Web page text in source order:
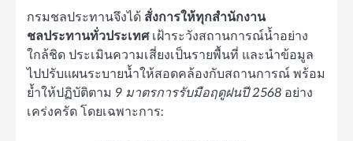
กรมชลประทานจึงได้ สั่งการให้ทุกสำนักงาน
ชลประทานทั่วประเทศเฝ้าระวังสถานการณ์น้ำอย่าง
ใกล้ชิด ประเมินความเสี่ยงเป็นรายพื้นที่ และนำข้อมูล
ไปปรับแผนระบายน้ำให้สอดคล้องกับสถานการณ์ พร้อม
ย้ำให้ปฏิบัติตาม 9 มาตรการรับมือฤดูฝนปี 2568 อย่าง
เคร่งครัด โดยเฉพาะการ: